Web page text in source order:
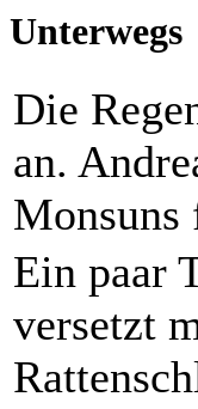
Unterwegs
Die
an.
Monsuns
Ein paar
versetzt